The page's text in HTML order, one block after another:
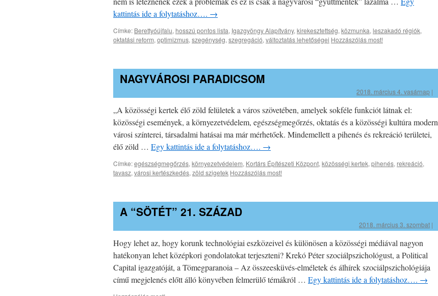
kattintás ide a folytatáshoz…. →
Címke: Berettyóújfalu, hosszú pontos lista, Igazgyöngy Alapítvány, kirekesztettség, közmunka, leszakadó régiók,
oktatási reform, optimizmus, szegénység, szegregáció, változtatás lehetőségei Hozzászólás most!
NAGYVÁROSI PARADICSOM
2018. március 4. vasárnap |
„A közösségi kertek élő zöld felületek a város szövetében, amelyek sokféle funkciót látnak el:
közösségi események, a környezetvédelem, egészségmegőrzés, oktatás és a közösségi kultúra modern
városi színterei, társadalmi hatásai ma már mérhetőek. Mindemellett a pihenés és rekreáció területei,
élő zöld … Egy kattintás ide a folytatáshoz…. →
Címke:egészségmegőrzés, környezetvédelem, Kortárs Építészeti Központ, közösségi kertek, pihenés, rekreáció,
tavasz, városi kertészkedés, zöld szigetek Hozzászólás most!
A “SÖTÉT” 21. SZÁZAD
2018. március 3. szombat |
Hogy lehet az, hogy korunk technológiai eszközeivel és különösen a közösségi médiával nagyon
hatékonyan lehet középkori gondolatokat terjeszteni? Krekó Péter szociálpszichológust, a Political
Capital igazgatóját, a Tömegparanoia – Az összeesküvés-elméletek és álhírek szociálpszichológiája
című megjelenés előtt álló könyvében felmerülő témákról … Egy kattintás ide a folytatáshoz…. →